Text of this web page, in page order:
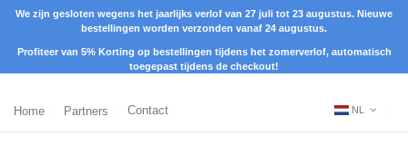
We zijn gesloten wegens het jaarlijks verlof van 27 juli tot 23 augustus. Nieuwe
bestellingen worden verzonden vanaf 24 augustus.
Profiteer van 5% Korting op bestellingen tijdens het zomerverlof, automatisch
toegepast tijdens de checkout!
Home Partners Contact NL